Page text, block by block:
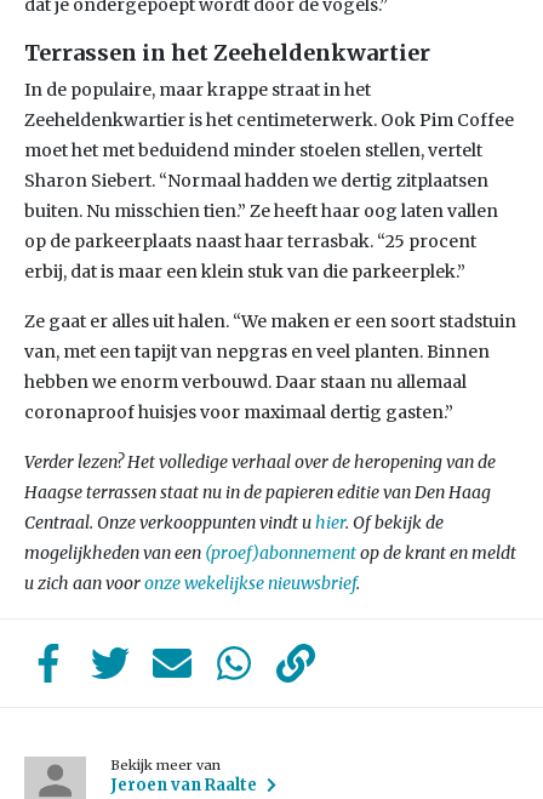
dat je ondergepoept wordt door de vogels.”
Terrassen in het Zeeheldenkwartier
In de populaire, maar krappe straat in het
Zeeheldenkwartier is het centimeterwerk. Ook Pim Coffee
moet het met beduidend minder stoelen stellen, vertelt
Sharon Siebert. “Normaal hadden we dertig zitplaatsen
buiten. Nu misschien tien.” Ze heeft haar oog laten vallen
op de parkeerplaats naast haar terrasbak. “25 procent
erbij, dat is maar een klein stuk van die parkeerplek.”
Ze gaat er alles uit halen. “We maken er een soort stadstuin
van, met een tapijt van nepgras en veel planten. Binnen
hebben we enorm verbouwd. Daar staan nu allemaal
coronaproof huisjes voor maximaal dertig gasten.”
Verder lezen? Het volledige verhaal over de heropening van de
Haagse terrassen staat nu in de papieren editie van Den Haag
Centraal. Onze verkooppunten vindt uhier. Of bekijk de
mogelijkheden van een (proef)abonnementop de krant en meldt
u zich aan vooronze wekelijkse nieuwsbrief.
Bekijk meer van
Jeroen van Raalte